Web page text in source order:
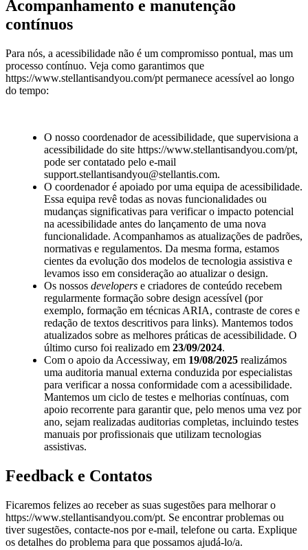
Acompanhamento e manutenção
contínuos
Para nós, a acessibilidade não é um compromisso pontual, mas um
processo contínuo. Veja como garantimos que
https://www.stellantisandyou.com/pt permanece acessível ao longo
do tempo:
O nosso coordenador de acessibilidade, que supervisiona a
acessibilidade do site https://www.stellantisandyou.com/pt,
pode ser contatado pelo e-mail
support.stellantisandyou@stellantis.com.
O coordenador é apoiado por uma equipa de acessibilidade.
Essa equipa revê todas as novas funcionalidades ou
mudanças significativas para verificar o impacto potencial
na acessibilidade antes do lançamento de uma nova
funcionalidade. Acompanhamos as atualizações de padrões,
normativas e regulamentos. Da mesma forma, estamos
cientes da evolução dos modelos de tecnologia assistiva e
levamos isso em consideração ao atualizar o design.
Os nossos developers e criadores de conteúdo recebem
regularmente formação sobre design acessível (por
exemplo, formação em técnicas ARIA, contraste de cores e
redação de textos descritivos para links). Mantemos todos
atualizados sobre as melhores práticas de acessibilidade. O
último curso foi realizado em 23/09/2024.
Com o apoio da Accessiway, em 19/08/2025 realizámos
uma auditoria manual externa conduzida por especialistas
para verificar a nossa conformidade com a acessibilidade.
Mantemos um ciclo de testes e melhorias contínuas, com
apoio recorrente para garantir que, pelo menos uma vez por
ano, sejam realizadas auditorias completas, incluindo testes
manuais por profissionais que utilizam tecnologias
assistivas.
Feedback e Contatos
Ficaremos felizes ao receber as suas sugestões para melhorar o
https://www.stellantisandyou.com/pt. Se encontrar problemas ou
tiver sugestões, contacte-nos por e-mail, telefone ou carta. Explique
os detalhes do problema para que possamos ajudá-lo/a.